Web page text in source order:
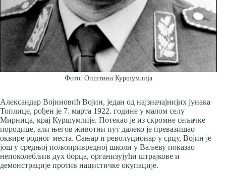
Фото: Општина Куршумлија
Александар Војиновић Војин, један од најзначајнијих јунака
Топлице, рођен је 7. марта 1922. године у малом селу
Мирница, крај Куршумлије. Потекао је из скромне сељачке
породице, али његов животни пут далеко је превазишао
оквире родног места. Сањар и револуционар у срцу, Војин је
још у средњој пољопривредној школи у Ваљеву показао
непоколебљив дух борца, организујући штрајкове и
демонстрације против нацистичке окупације.